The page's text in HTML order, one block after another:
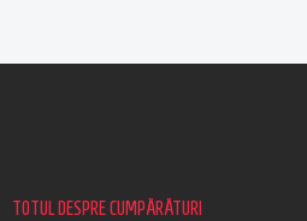
TOTUL DESPRE CUMPĂRĂTURI